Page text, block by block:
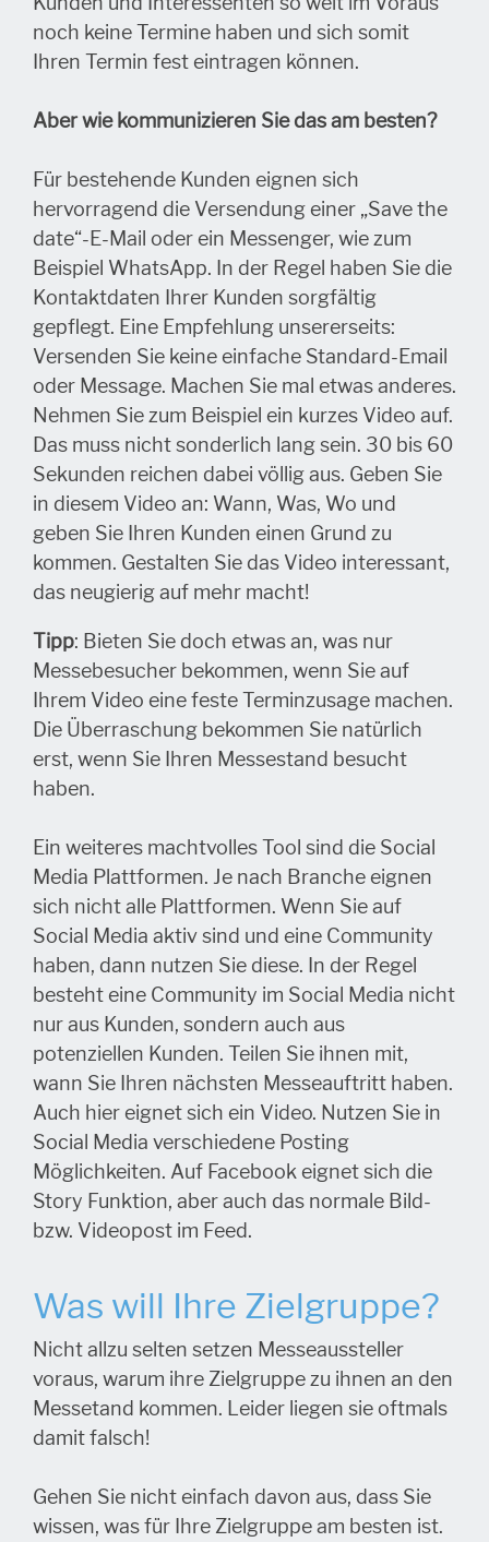
noch keine Termine haben und sich somit
Ihren Termin fest eintragen können.
Aber wie kommunizieren Sie das am besten?
Für bestehende Kunden eignen sich
hervorragend die Versendung einer „Save the
date“-E-Mail oder ein Messenger, wie zum
Beispiel WhatsApp. In der Regel haben Sie die
Kontaktdaten Ihrer Kunden sorgfältig
gepflegt. Eine Empfehlung unsererseits:
Versenden Sie keine einfache Standard-Email
oder Message. Machen Sie mal etwas anderes.
Nehmen Sie zum Beispiel ein kurzes Video auf.
Das muss nicht sonderlich lang sein. 30 bis 60
Sekunden reichen dabei völlig aus. Geben Sie
in diesem Video an: Wann, Was, Wo und
geben Sie Ihren Kunden einen Grund zu
kommen. Gestalten Sie das Video interessant,
das neugierig auf mehr macht!
Tipp: Bieten Sie doch etwas an, was nur
Messebesucher bekommen, wenn Sie auf
Ihrem Video eine feste Terminzusage machen.
Die Überraschung bekommen Sie natürlich
erst, wenn Sie Ihren Messestand besucht
haben.
Ein weiteres machtvolles Tool sind die Social
Media Plattformen. Je nach Branche eignen
sich nicht alle Plattformen. Wenn Sie auf
Social Media aktiv sind und eine Community
haben, dann nutzen Sie diese. In der Regel
besteht eine Community im Social Media nicht
nur aus Kunden, sondern auch aus
potenziellen Kunden. Teilen Sie ihnen mit,
wann Sie Ihren nächsten Messeauftritt haben.
Auch hier eignet sich ein Video. Nutzen Sie in
Social Media verschiedene Posting
Möglichkeiten. Auf Facebook eignet sich die
Story Funktion, aber auch das normale Bild-
bzw. Videopost im Feed.
Was will Ihre Zielgruppe?
Nicht allzu selten setzen Messeaussteller
voraus, warum ihre Zielgruppe zu ihnen an den
Messetand kommen. Leider liegen sie oftmals
damit falsch!
Gehen Sie nicht einfach davon aus, dass Sie
wissen, was für Ihre Zielgruppe am besten ist.